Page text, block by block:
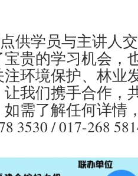
供学员与主讲人
贵的学习机会，
环境保护、林业
我们携手合作，
需了解任何详情
3530 / 017-268